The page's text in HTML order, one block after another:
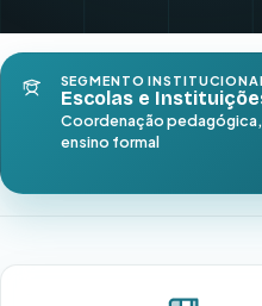
SEGMENTO
Escolas e
Coordenação
ensino formal